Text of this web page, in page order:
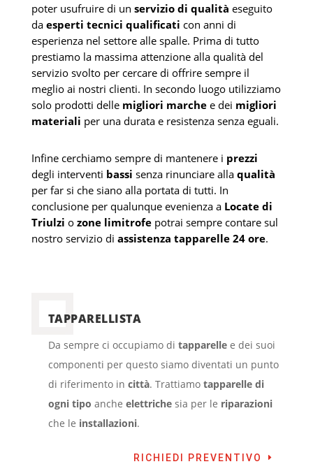
poter usufruire di un servizio di qualità eseguito
da esperti tecnici qualificati con anni di
esperienza nel settore alle spalle. Prima di tutto
prestiamo la massima attenzione alla qualità del
servizio svolto per cercare di offrire sempre il
meglio ai nostri clienti. In secondo luogo utilizziamo
solo prodotti delle migliori marchee dei migliori
materiali per una durata e resistenza senza eguali.
Infine cerchiamo sempre di mantenere i prezzi
degli interventi bassi senza rinunciare alla qualità
per far si che siano alla portata di tutti. In
conclusione per qualunque evenienza a Locate di
Triulzi o zone limitrofepotrai sempre contare sul
nostro servizio di assistenza tapparelle 24 ore.
TAPPARELLISTA
Da sempre ci occupiamo di tapparellee dei suoi
componenti per questo siamo diventati un punto
di riferimento in città. Trattiamotapparelle di
ogni tipo anche elettrichesia per le riparazioni
che le installazioni.
RICHIEDI PREVENTIVO